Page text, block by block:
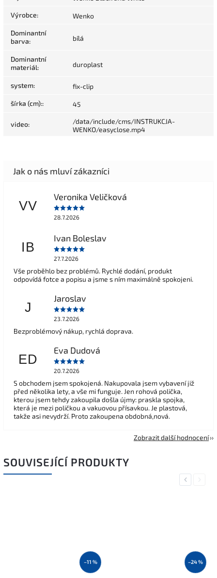
Výrobce: Wenko
Dominantní
barva: bílá
Dominantní
materiál: duroplast
system: fix-clip
šírka (cm):: 45
video:
/data/include/cms/INSTRUKCJA-
WENKO/easyclose.mp4
VV
Veronika Veličková
28.7.2026
IB
Ivan Boleslav
27.7.2026
Vše proběhlo bez problémů. Rychlé dodání, produkt
odpovídá fotce a popisu a jsme s ním maximálně spokojeni.
J
Jaroslav
23.7.2026
Bezproblémový nákup, rychlá doprava.
ED
Eva Dudová
20.7.2026
S obchodem jsem spokojená. Nakupovala jsem vybavení již
před několika lety, a vše mi funguje. Jen rohová polička,
kterou jsem tehdy zakoupila došla újmy: praskla spojka,
která je mezi poličkou a vakuovou přísavkou. Je plastová,
takže asi nevydrží. Proto zakoupena obdobná,nová.
Zobrazit další hodnocení
SOUVISEJÍCÍ PRODUKTY
Previous
–11 % –24 %
Next